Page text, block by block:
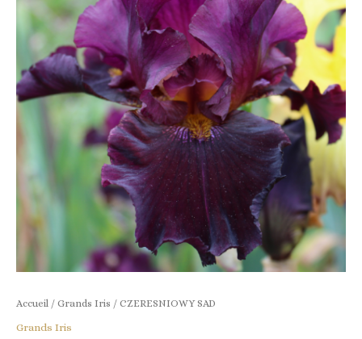
Accueil / Grands Iris / CZERESNIOWY SAD
Grands Iris